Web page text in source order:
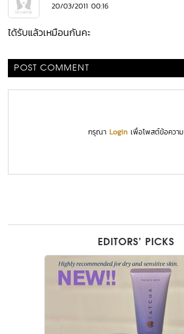
20/03/2011 00:16
ได้รับแล้วเหมือนกันคะ
POST COMMENT
กรุณาLogin เพื่อโพสต์ข้อความ
EDITORS’ PICKS